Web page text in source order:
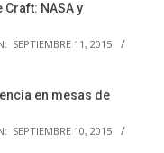
NASA y
SEPTIEMBRE 11, 2015
en mesas de
SEPTIEMBRE 10, 2015